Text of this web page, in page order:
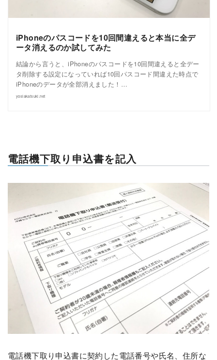
iPhoneのパスコードを10回間違えると本当に全デ
ータ消えるのか試してみた
結論から言うと、iPhoneのパスコードを10回間違えると全デー
タ削除する設定になっていれば10回パスコード間違えた時点で
iPhoneのデータが全部消えました！…
yosiakatsuki.net
電話機下取り申込書を記入
電話機下取り申込書に契約した電話番号や氏名、住所な